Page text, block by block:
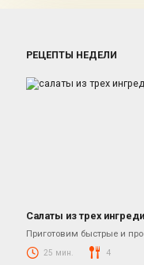
РЕЦЕПТЫ НЕДЕЛИ
Салаты из трех
Приготовим быстрые и
25 мин. 4